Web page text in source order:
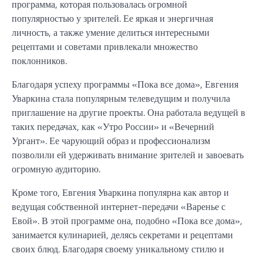
программа, которая пользовалась огромной
популярностью у зрителей. Ее яркая и энергичная
личность, а также умение делиться интересными
рецептами и советами привлекали множество
поклонников.
Благодаря успеху программы «Пока все дома», Евгения
Уваркина стала популярным телеведущим и получила
приглашение на другие проекты. Она работала ведущей в
таких передачах, как «Утро России» и «Вечерний
Ургант». Ее чарующий образ и профессионализм
позволили ей удерживать внимание зрителей и завоевать
огромную аудиторию.
Кроме того, Евгения Уваркина популярна как автор и
ведущая собственной интернет-передачи «Варенье с
Евой». В этой программе она, подобно «Пока все дома»,
занимается кулинарией, делясь секретами и рецептами
своих блюд. Благодаря своему уникальному стилю и